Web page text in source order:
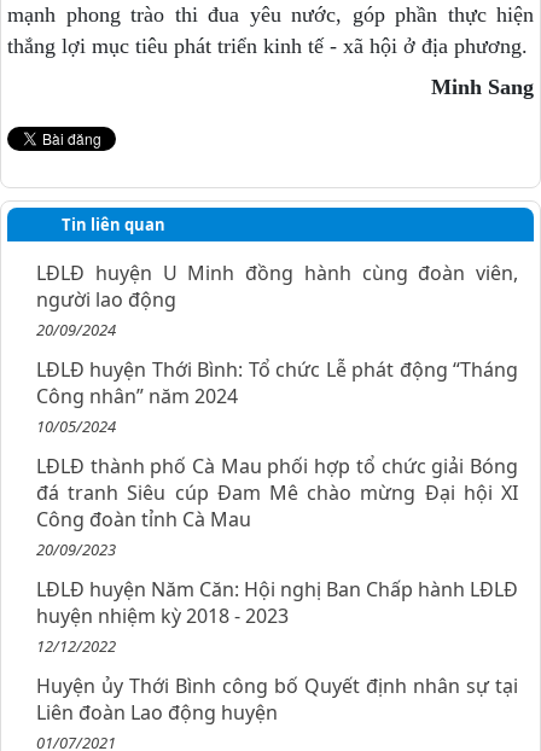
mạnh phong trào thi đua yêu nước, góp phần thực hiện
thắng lợi mục tiêu phát triển kinh tế - xã hội ở địa phương.
Minh Sang
Tin liên quan
LĐLĐ huyện U Minh đồng hành cùng đoàn viên,
người lao động
20/09/2024
LĐLĐ huyện Thới Bình: Tổ chức Lễ phát động “Tháng
Công nhân” năm 2024
10/05/2024
LĐLĐ thành phố Cà Mau phối hợp tổ chức giải Bóng
đá tranh Siêu cúp Đam Mê chào mừng Đại hội XI
Công đoàn tỉnh Cà Mau
20/09/2023
LĐLĐ huyện Năm Căn: Hội nghị Ban Chấp hành LĐLĐ
huyện nhiệm kỳ 2018 - 2023
12/12/2022
Huyện ủy Thới Bình công bố Quyết định nhân sự tại
Liên đoàn Lao động huyện
01/07/2021